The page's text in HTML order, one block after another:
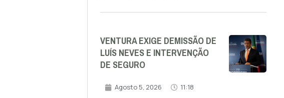
VENTURA EXIGE DEMISSÃO DE
LUÍS NEVES E INTERVENÇÃO
DE SEGURO
Agosto 5, 2026 11:18